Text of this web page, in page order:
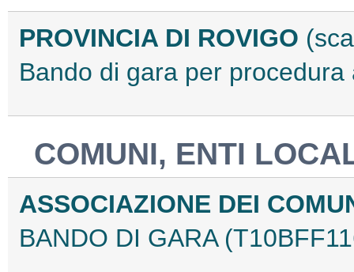
PROVINCIA DI ROVIGO
Bando di gara per
COMUNI, ENTI
ASSOCIAZIONE DEI
BANDO DI GARA